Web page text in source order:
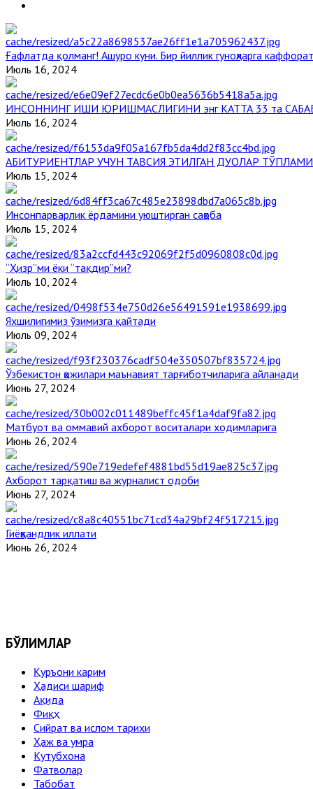
Ғафлатда қолманг! Ашуро куни. Бир йиллик гуноҳларга
Июль 16, 2024
ИНСОННИНГ ИШИ ЮРИШМАСЛИГИНИ энг КАТТА 33 та
Июль 16, 2024
АБИТУРИЕНТЛАР УЧУН ТАВСИЯ ЭТИЛГАН ДУОЛАР ТЎПЛАМИ
Июль 15, 2024
Инсонпарварлик ёрдамини уюштирган саҳоба
Июль 15, 2024
“Ҳизр”ми ёки “тақдир”ми?
Июль 10, 2024
Яхшилигимиз ўзимизга қайтади
Июль 09, 2024
Ўзбекистон ҳожилари маънавият тарғиботчиларига айланади
Июнь 27, 2024
Матбуот ва оммавий ахборот воситалари ходимларига
Июнь 26, 2024
Ахборот тарқатиш ва журналист одоби
Июнь 27, 2024
Гиёҳвандлик иллати
Июнь 26, 2024
БЎЛИМЛАР
Қуръони карим
Ҳадиси шариф
Ақида
Фиқҳ
Сийрат ва ислом тарихи
Ҳаж ва умра
Кутубхона
Фатволар
Табобат